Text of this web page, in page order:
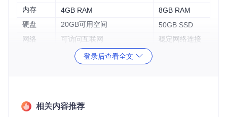
内存
4GB RAM
8GB RAM
硬盘
20GB可用空间
50GB SSD
网络
可访问互联网 稳定网络连接
1.2 依赖检查与安装
docker --version
登录后查看全文
相关内容推荐